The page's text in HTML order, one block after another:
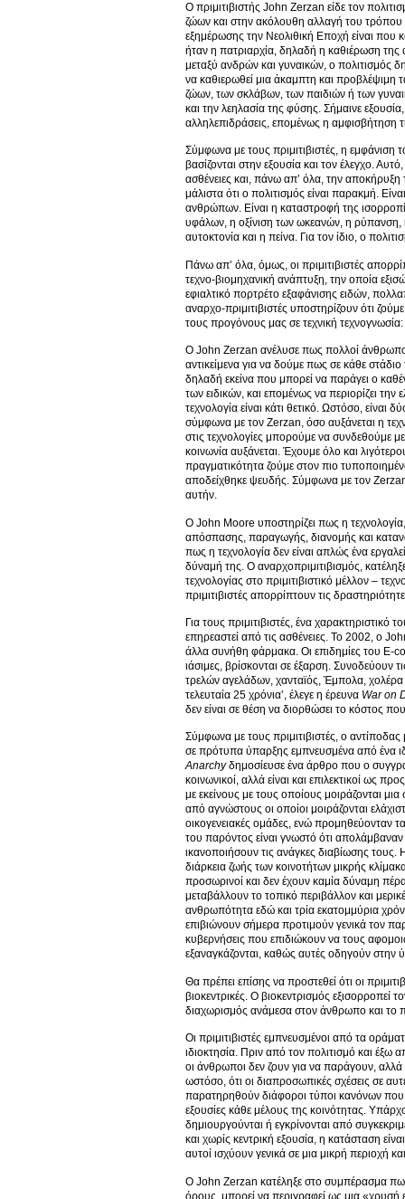
Ο πριμιτιβιστής John Zerzan είδε τον
ζώων και στην ακόλουθη αλλαγή του τρόπου
εξημέρωσης την Νεολιθική Εποχή είναι
ήταν η πατριαρχία, δηλαδή η καθιέρωση
μεταξύ ανδρών και γυναικών, ο πολιτισμός
να καθιερωθεί μια άκαμπτη και προβλέψιμη
ζώων, των σκλάβων, των παιδιών ή των
και την λεηλασία της φύσης. Σήμαινε
αλληλεπιδράσεις, επομένως η αμφισβήτηση
Σύμφωνα με τους πριμιτιβιστές, η
βασίζονται στην εξουσία και τον έλεγχο.
ασθένειες και, πάνω απ’ όλα, την
μάλιστα ότι ο πολιτισμός είναι παρακμή.
ανθρώπων. Είναι η καταστροφή της
υφάλων, η οξίνιση των ωκεανών, η ρύπανση,
αυτοκτονία και η πείνα. Για τον ίδιο, ο
Πάνω απ’ όλα, όμως, οι πριμιτιβιστές
τεχνο-βιομηχανική ανάπτυξη, την οποία
εφιαλτικό πορτρέτο εξαφάνισης ειδών,
αναρχο-πριμιτιβιστές υποστηρίζουν ότι
τους προγόνους μας σε τεχνική
Ο John Zerzan ανέλυσε πως πολλοί άνθρωποι
αντικείμενα για να δούμε πως σε κάθε στάδιο
δηλαδή εκείνα που μπορεί να παράγει ο
των ειδικών, και επομένως να περιορίζει
τεχνολογία είναι κάτι θετικό. Ωστόσο,
σύμφωνα με τον Zerzan, όσο αυξάνεται η
στις τεχνολογίες μπορούμε να
κοινωνία αυξάνεται. Έχουμε όλο και
πραγματικότητα ζούμε στον πιο
αποδείχθηκε ψευδής. Σύμφωνα με τον
αυτήν.
Ο John Moore υποστηρίζει πως η
απόσπασης, παραγωγής, διανομής και
πως η τεχνολογία δεν είναι απλώς ένα
δύναμή της. Ο αναρχοπριμιτιβισμός,
τεχνολογίας στο πριμιτιβιστικό μέλλον –
πριμιτιβιστές απορρίπτουν τις
Για τους πριμιτιβιστές, ένα
επηρεαστεί από τις ασθένειες. Το 2002, ο
άλλα συνήθη φάρμακα. Οι επιδημίες του E-
ιάσιμες, βρίσκονται σε έξαρση. Συνοδεύουν
τρελών αγελάδων, χανταϊός, Έμπολα, χολέρα
τελευταία 25 χρόνια’, έλεγε η έρευνα War on
δεν είναι σε θέση να διορθώσει το κόστος
Σύμφωνα με τους πριμιτιβιστές, ο
σε πρότυπα ύπαρξης εμπνευσμένα από ένα
Anarchyδημοσίευσε ένα άρθρο που ο
κοινωνικοί, αλλά είναι και επιλεκτικοί ως
με εκείνους με τους οποίους μοιράζονται
από αγνώστους οι οποίοι μοιράζονται
οικογενειακές ομάδες, ενώ προμηθεύονταν
του παρόντος είναι γνωστό ότι
ικανοποιήσουν τις ανάγκες διαβίωσης τους.
διάρκεια ζωής των κοινοτήτων μικρής
προσωρινοί και δεν έχουν καμία δύναμη
μεταβάλλουν το τοπικό περιβάλλον και
ανθρωπότητα εδώ και τρία εκατομμύρια
επιβιώνουν σήμερα προτιμούν γενικά τον
κυβερνήσεις που επιδιώκουν να τους
εξαναγκάζονται, καθώς αυτές οδηγούν στην
Θα πρέπει επίσης να προστεθεί ότι οι
βιοκεντρικές. Ο βιοκεντρισμός
διαχωρισμός ανάμεσα στον άνθρωπο και το
Οι πριμιτιβιστές εμπνευσμένοι από τα
ιδιοκτησία. Πριν από τον πολιτισμό και
οι άνθρωποι δεν ζουν για να παράγουν, αλλά
ωστόσο, ότι οι διαπροσωπικές σχέσεις σε
παρατηρηθούν διάφοροι τύποι κανόνων που
εξουσίες κάθε μέλους της κοινότητας.
δημιουργούνται ή εγκρίνονται από
και χωρίς κεντρική εξουσία, η κατάσταση
αυτοί ισχύουν γενικά σε μια μικρή περιοχή
Ο John Zerzan κατέληξε στο συμπέρασμα
όρους, μπορεί να περιγραφεί ως μια «χρυσή